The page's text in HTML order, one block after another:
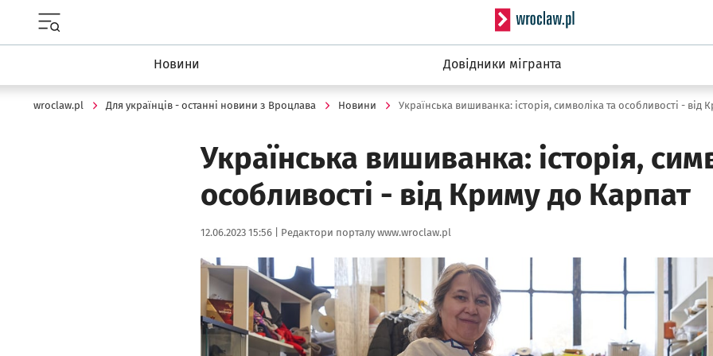
Serwis informacyjny
Новини Довідники мігранта
wroclaw.pl Для українців - останні новини з Вроцлава Новини
Українська вишиванка: історія,
особливості - від Криму до Карпат
Data publikacji:
12.06.2023 15:56 | Autor:
Редактори порталу www.wroclaw.pl
Kliknij, aby zobaczyć galerię
Kliknij, aby powiększyć